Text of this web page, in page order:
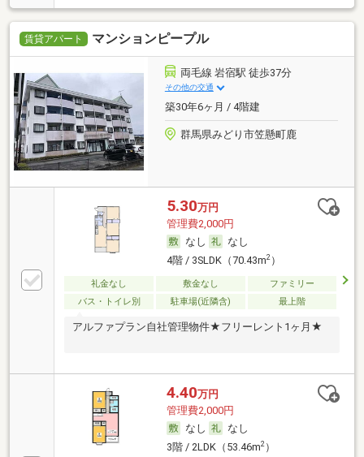
賃貸アパート マンションピープル
両毛線 岩宿駅 徒歩37分
その他の交通
築30年6ヶ月 / 4階建
群馬県みどり市笠懸町鹿
5.30万円
管理費2,000円
なし
なし
4階 / 3SLDK（70.43m2）
礼金なし 敷金なし
ファミリー
バス・トイレ別
駐車場(近隣含) 最上階
アルファプラン自社管理物件★フリーレント1ヶ月★
4.40万円
管理費2,000円
なし
なし
3階 / 2LDK（53.46m2）